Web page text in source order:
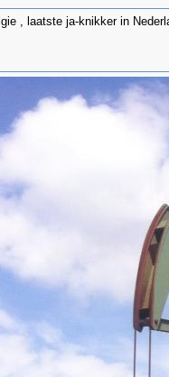
, laatste ja-knikker in